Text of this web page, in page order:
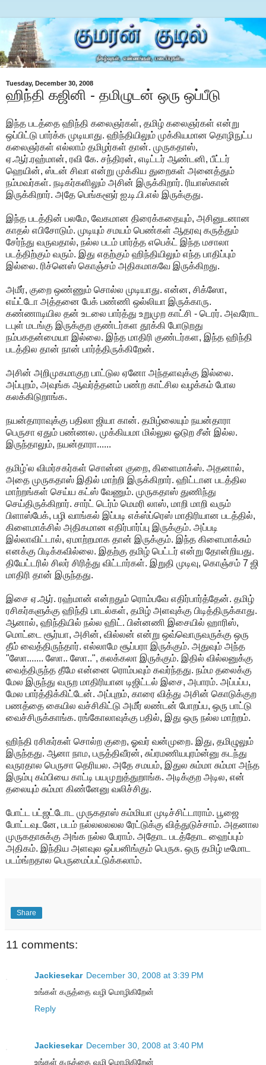
Tuesday, December 30, 2008
ஹிந்தி கஜினி - தமிழுடன் ஒரு ஒப்பீடு
இந்த படத்தை ஹிந்தி கலைஞர்கள், தமிழ் கலைஞர்கள் என்று
ஒப்பிட்டு பார்க்க முடியாது. ஹிந்தியிலும் முக்கியமான தொழிநுட்ப
கலைஞர்கள் எல்லாம் தமிழர்கள் தான். முருகதாஸ்,
ஏ.ஆர்.ரஹ்மான், ரவி கே. சந்திரன், எடிட்டர் ஆண்டனி, பீட்டர்
ஹெயின், ஸ்டன் சிவா என்று முக்கிய துறைகள் அனைத்தும்
நம்மவர்கள். நடிகர்களிலும் அசின் இருக்கிறார். ரியாஸ்கான்
இருக்கிறார். அதே பெங்களூர் ஐ.டி.பி.எல் இருக்குது.
இந்த படத்தின் பலமே, வேகமான திரைக்கதையும், அசினுடனான
காதல் எபிசோடும். முடியும் சமயம் பெண்கள் ஆதரவு கருத்தும்
சேர்ந்து வருவதால், நல்ல படம் பார்த்த எபெக்ட் இந்த மசாலா
படத்திற்கும் வரும். இது எதற்கும் ஹிந்தியிலும் எந்த பாதிப்பும்
இல்லை. ரிச்னெஸ் கொஞ்சம் அதிகமாகவே இருக்கிறது.
அமீர், குறை ஒண்ணும் சொல்ல முடியாது. என்ன, சிக்ஸோ,
எய்ட்டோ அத்தனை பேக் பண்ணி ஒல்லியா இருக்காரு.
கண்ணாடியில தன் உடலை பார்த்து உறுமுற காட்சி - டெரர். அவரோட
டபுள் மடங்கு இருக்குற குண்டர்கள தூக்கி போடுறது
நம்பகதன்மையா இல்லை. இந்த மாதிரி குண்டர்கள, இந்த ஹிந்தி
படத்தில தான் நான் பார்த்திருக்கிறேன்.
அசின் அறிமுகமாகுற பாட்டுல ஏனோ அந்தளவுக்கு இல்லை.
அப்புறம், அவுங்க ஆவர்த்தனம் பண்ற காட்சில வழக்கம் போல
கலக்கிடுறாங்க.
நயன்தாராவுக்கு பதிலா ஜியா கான். தமிழ்லையும் நயன்தாரா
பெருசா ஏதும் பண்ணல. முக்கியமா மில்லுல ஓடுற சீன் இல்ல.
இருந்தாலும், நயன்தாரா......
தமிழ்'ல விமர்சகர்கள் சொன்ன குறை, கிளைமாக்ஸ். அதனால்,
அதை முருகதாஸ் இதில் மாற்றி இருக்கிறார். ஹிட்டான படத்தில
மாற்றங்கள் செய்ய கட்ஸ் வேணும். முருகதாஸ் துணிந்து
செய்திருக்கிறார். சார்ட் டெர்ம் மெமரி லாஸ், மாறி மாறி வரும்
பிளாஸ்பேக், பழி வாங்கல் இப்படி எக்ஸ்ப்ரெஸ் மாதிரியான படத்தில்,
கிளைமாக்சில் அதிகமான எதிர்பார்ப்பு இருக்கும். அப்படி
இல்லாவிட்டால், ஏமாற்றமாக தான் இருக்கும். இந்த கிளைமாக்சும்
எனக்கு பிடிக்கவில்லை. இதற்கு தமிழ் பெட்டர் என்று தோன்றியது.
தியேட்டரில் சிலர் சிரித்து விட்டார்கள். இறுதி முடிவு, கொஞ்சம் 7 ஜி
மாதிரி தான் இருந்தது.
இசை ஏ.ஆர். ரஹ்மான் என்றதும் ரொம்பவே எதிர்பார்த்தேன். தமிழ்
ரசிகர்களுக்கு ஹிந்தி பாடல்கள், தமிழ் அளவுக்கு பிடித்திருக்காது.
ஆனால், ஹிந்தியில் நல்ல ஹிட். பின்னணி இசையில் ஹாரிஸ்,
மொட்டை சூர்யா, அசின், வில்லன் என்று ஒவ்வொருவருக்கு ஒரு
தீம் வைத்திருந்தார். எல்லாமே சூப்பரா இருக்கும். அதுவும் அந்த
"ஸோ....... ஸோ.. ஸோ..", கலக்கலா இருக்கும். இதில் வில்லனுக்கு
வைத்திருந்த தீமே என்னை ரொம்பவும் கவர்ந்தது. நம்ம தலைக்கு
மேல இருந்து வருற மாதிரியான டிஜிட்டல் இசை, அபாரம். அப்பப்ப,
மேல பார்த்திக்கிட்டேன். அப்புறம், காரை வித்து அசின் கொடுக்குற
பணத்தை கையில வச்சிகிட்டு அமீர் லண்டன் போறப்ப, ஒரு பாட்டு
வைச்சிருக்காங்க. ரங்கோலாவுக்கு பதில், இது ஒரு நல்ல மாற்றம்.
ஹிந்தி ரசிகர்கள் சொல்ற குறை, ஓவர் வன்முறை. இது, தமிழுலும்
இருந்தது. ஆனா நாம, பருத்திவீரன், சுப்ரமணியபுரம்ன்னு கடந்து
வருரதால பெருசா தெரியல. அதே சமயம், இதுல சும்மா சும்மா அந்த
இரும்பு கம்பியை காட்டி பயமுறுத்துறாங்க. அடிக்குற அடில, என்
தலையும் சும்மா கிண்னேனு வலிச்சிது.
போட்ட பட்ஜட்டோட முருகதாஸ் கம்மியா முடிச்சிட்டாராம். பூஜை
போட்டவுடனே, படம் நல்லலலலல ரேட்டுக்கு வித்துடுச்சாம். அதனால
முருகதாசுக்கு அங்க நல்ல பேராம். அதோட படத்தோட ஹைப்பும்
அதிகம். இந்திய அளவுல ஒப்பனிங்கும் பெருசு. ஒரு தமிழ் டீமோட
படம்ங்றதால பெருமைப்பட்டுக்கலாம்.
Share
11 comments:
Jackiesekar December 30, 2008 at 3:39 PM
உங்கள் கருத்தை வழி மொழிகிறேன்
Reply
Jackiesekar December 30, 2008 at 3:40 PM
உங்கள் கருத்தை வழி மொழிகிறேன்